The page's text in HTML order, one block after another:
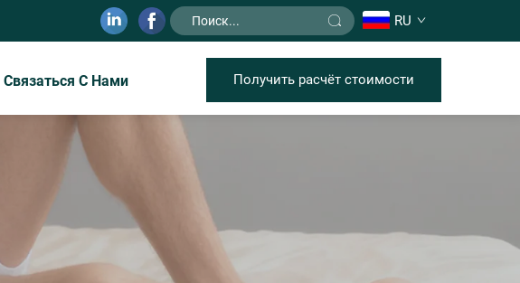
RU
Связаться С Нами Получить расчёт стоимости